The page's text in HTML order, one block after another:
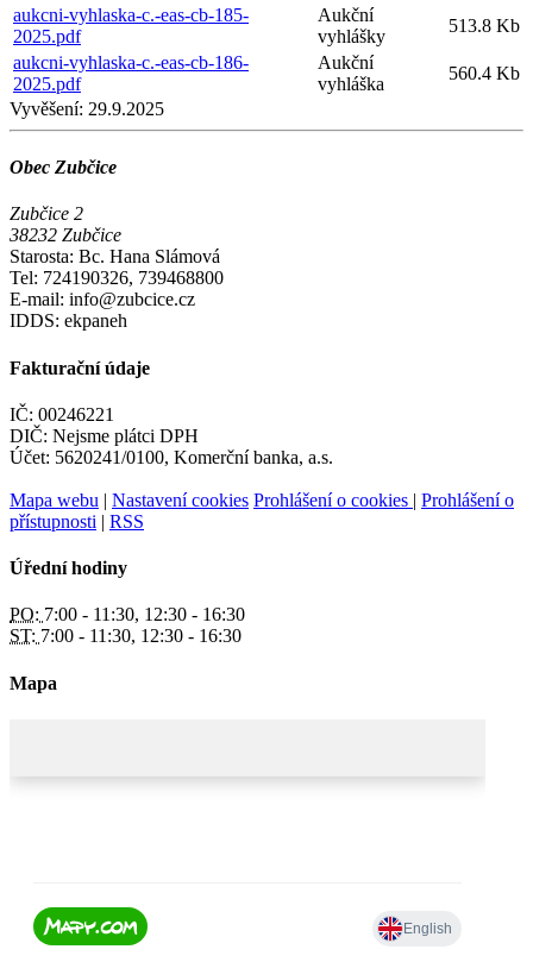
aukcni-vyhlaska-c.-eas-cb-185-
2025.pdf
Aukční
vyhlášky
513.8 Kb
aukcni-vyhlaska-c.-eas-cb-186-
2025.pdf
Aukční
vyhláška
560.4 Kb
Vyvěšení: 29.9.2025
Obec Zubčice
Zubčice 2
38232 Zubčice
Starosta: Bc. Hana Slámová
Tel: 724190326, 739468800
E-mail: info@zubcice.cz
IDDS: ekpaneh
Fakturační údaje
IČ: 00246221
DIČ: Nejsme plátci DPH
Účet: 5620241/0100, Komerční banka, a.s.
Mapa webu | Nastavení cookies Prohlášení o cookies | Prohlášení o
přístupnosti | RSS
Úřední hodiny
PO: 7:00 - 11:30, 12:30 - 16:30
ST: 7:00 - 11:30, 12:30 - 16:30
Mapa